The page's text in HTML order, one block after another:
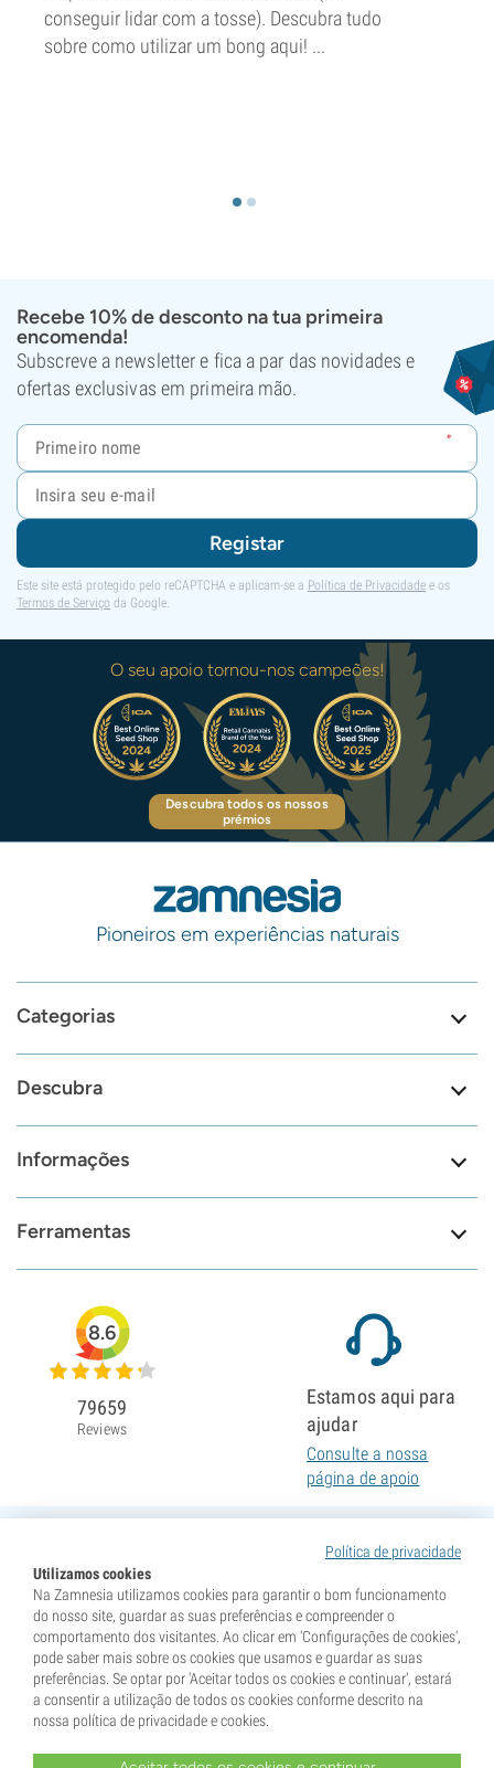
conseguir lidar com a tosse). Descubra tudo
sobre como utilizar um bong aqui! ...
Recebe 10% de desconto na tua primeira
encomenda!
Subscreve a newsletter e fica a par das novidades e
ofertas exclusivas em primeira mão.
Registar
Este site está protegido pelo reCAPTCHA e aplicam-se a Política de Privacidade e os
Termos de Serviço da Google.
O seu apoio tornou-nos campeões!
Descubra todos os nossos
prémios
Pioneiros em experiências naturais
Categorias
Descubra
Informações
Ferramentas
Política de privacidade
Utilizamos cookies
Na Zamnesia utilizamos cookies para garantir o bom funcionamento
do nosso site, guardar as suas preferências e compreender o
comportamento dos visitantes. Ao clicar em 'Configurações de cookies',
pode saber mais sobre os cookies que usamos e guardar as suas
preferências. Se optar por 'Aceitar todos os cookies e continuar', estará
a consentir a utilização de todos os cookies conforme descrito na
nossa política de privacidade e cookies.
8.6
79659
Reviews
Estamos aqui para
ajudar
Consulte a nossa
página de apoio